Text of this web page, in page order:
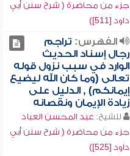
جزء من محاضرة ( شرح سنن أبي
داود [511])
الفهرس: تراجم
رجال إسناد الحديث
الوارد في سبب نزول قوله
تعالى (وما كان الله ليضيع
إيمانكم) , الدليل على
زيادة الإيمان ونقصانه
للشيخ: عبد المحسن العباد
جزء من محاضرة ( شرح سنن أبي
داود [525])